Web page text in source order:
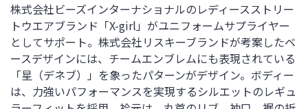
株式会社ビーズインターナショナルのレディースストリー
トウエアブランド「X-girl」がユニフォームサプライヤー
としてサポート。株式会社リスキーブランドが考案したベ
ースデザインには、チームエンブレムにも表現されている
「星（デネブ）」を象ったパターンがデザイン。ボディー
は、力強いパフォーマンスを実現するシルエットのレギュ